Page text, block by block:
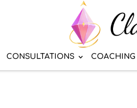
CONSULTATIONS COACHING